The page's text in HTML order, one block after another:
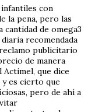
con
la pena, pero las
cantidad de omega3
recomendada
publicitario
de manera
Actimel, que dice
y es cierto que
pero de ahí a